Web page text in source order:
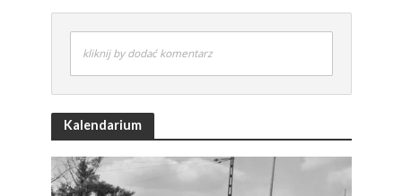
kliknij by dodać komentarz
Kalendarium